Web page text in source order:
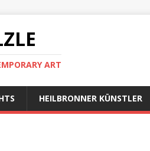
ART
HEILBRONNER KÜNSTLER